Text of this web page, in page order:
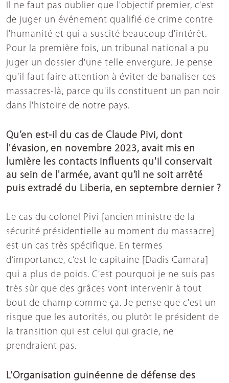
Il ne faut pas oublier que l'objectif premier, c'est
de juger un événement qualifié de crime contre
l'humanité et qui a suscité beaucoup d'intérêt.
Pour la première fois, un tribunal national a pu
juger un dossier d'une telle envergure. Je pense
qu'il faut faire attention à éviter de banaliser ces
massacres-là, parce qu'ils constituent un pan noir
dans l'histoire de notre pays.
Qu’en est-il du cas de Claude Pivi, dont
l'évasion, en novembre 2023, avait mis en
lumière les contacts influents qu'il conservait
au sein de l'armée, avant qu’il ne soit arrêté
puis extradé du Liberia, en septembre dernier ?
Le cas du colonel Pivi [ancien ministre de la
sécurité présidentielle au moment du massacre]
est un cas très spécifique. En termes
d’importance, c’est le capitaine [Dadis Camara]
qui a plus de poids. C'est pourquoi je ne suis pas
très sûr que des grâces vont intervenir à tout
bout de champ comme ça. Je pense que c'est un
risque que les autorités, ou plutôt le président de
la transition qui est celui qui gracie, ne
prendraient pas.
L'Organisation guinéenne de défense des